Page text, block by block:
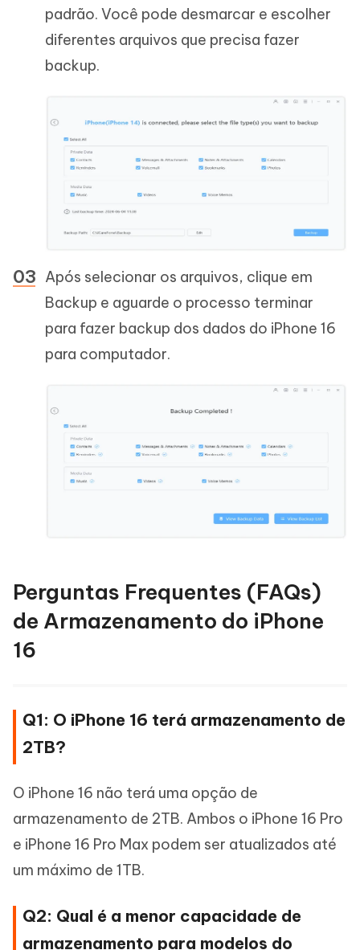
padrão. Você pode desmarcar e escolher
diferentes arquivos que precisa fazer
backup.
Após selecionar os arquivos, clique em
Backup e aguarde o processo terminar
para fazer backup dos dados do iPhone 16
para computador.
Perguntas Frequentes (FAQs)
de Armazenamento do iPhone
16
Q1: O iPhone 16 terá armazenamento de
2TB?
O iPhone 16 não terá uma opção de
armazenamento de 2TB. Ambos o iPhone 16 Pro
e iPhone 16 Pro Max podem ser atualizados até
um máximo de 1TB.
Q2: Qual é a menor capacidade de
armazenamento para modelos do